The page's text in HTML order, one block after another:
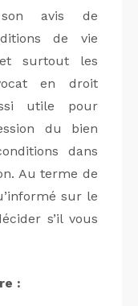
avis de
de vie
surtout les
en droit
utile pour
du bien
dans
Au terme de
sur le
s’il vous
: